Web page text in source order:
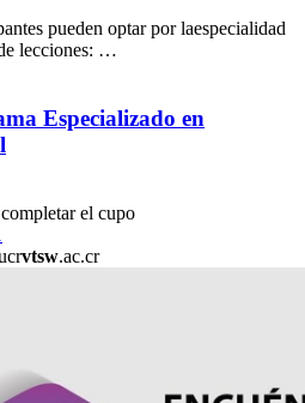
Especializado en
el cupo
vtsw.ac.cr